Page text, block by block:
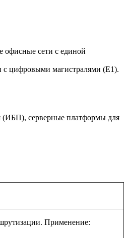
офисные сети с единой
с цифровыми магистралями (E1).
(ИБП), серверные платформы для
Применение: